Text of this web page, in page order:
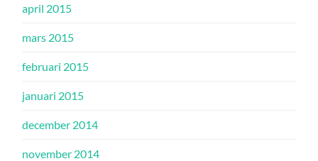
april 2015
mars 2015
februari 2015
januari 2015
december 2014
november 2014